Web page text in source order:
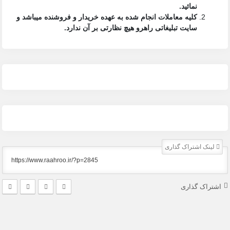
نمائید.
کلیه معاملات انجام شده به عهده خریدار و فروشنده میباشد و
سایت تبلیغاتی راهرو هیچ نظارتی بر آن ندارد.
لینک اشتراک گذاری
اشتراک گذاری